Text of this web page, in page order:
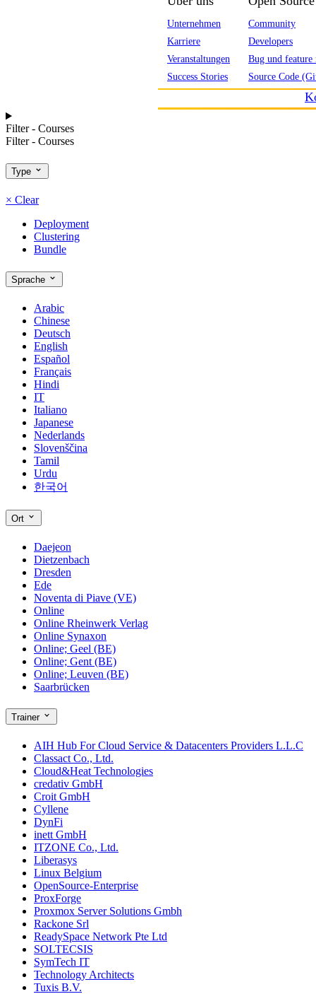
Unternehmen
Karriere
Veranstaltungen
Success Stories
Community
Developers
Bug und feature
Source Code
Filter - Courses
Filter - Courses
Type
× Clear
Deployment
Clustering
Bundle
Sprache
Arabic
Chinese
Deutsch
English
Español
Français
Hindi
IT
Italiano
Japanese
Nederlands
Slovenščina
Tamil
Urdu
한국어
Ort
Daejeon
Dietzenbach
Dresden
Ede
Noventa di Piave (VE)
Online
Online Rheinwerk Verlag
Online Synaxon
Online; Geel (BE)
Online; Gent (BE)
Online; Leuven (BE)
Saarbrücken
Trainer
AIH Hub For Cloud Service & Datacenters Providers L.L.C
Classact Co., Ltd.
Cloud&Heat Technologies
credativ GmbH
Croit GmbH
Cyllene
DynFi
inett GmbH
ITZONE Co., Ltd.
Liberasys
Linux Belgium
OpenSource-Enterprise
ProxForge
Proxmox Server Solutions Gmbh
Rackone Srl
ReadySpace Network Pte Ltd
SOLTECSIS
SymTech IT
Technology Architects
Tuxis B.V.